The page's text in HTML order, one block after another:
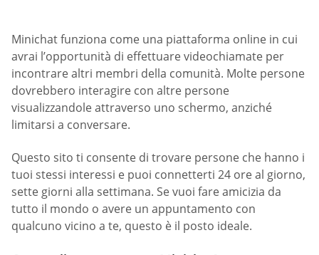
Minichat funziona come una piattaforma online in cui
avrai l’opportunità di effettuare videochiamate per
incontrare altri membri della comunità. Molte persone
dovrebbero interagire con altre persone
visualizzandole attraverso uno schermo, anziché
limitarsi a conversare.
Questo sito ti consente di trovare persone che hanno i
tuoi stessi interessi e puoi connetterti 24 ore al giorno,
sette giorni alla settimana. Se vuoi fare amicizia da
tutto il mondo o avere un appuntamento con
qualcuno vicino a te, questo è il posto ideale.